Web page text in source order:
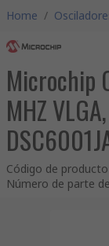
Home /
Microchip
MHZ
Código de producto
Número de parte